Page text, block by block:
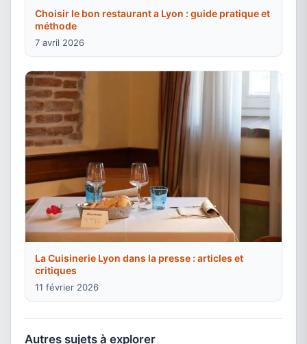
Choisir le bon restaurant a Lyon : guide pratique et
méthode
7 avril 2026
La Cuisinerie Lyon dans la presse : articles et
critiques
11 février 2026
Autres sujets à explorer